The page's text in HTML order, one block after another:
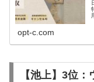
opt-c.com
【池上】3位：